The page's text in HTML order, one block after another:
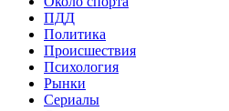
ПДД
Политика
Происшествия
Психология
Рынки
Сериалы